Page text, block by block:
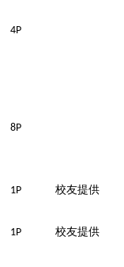
4P
8P
1P 校友提供
1P 校友提供